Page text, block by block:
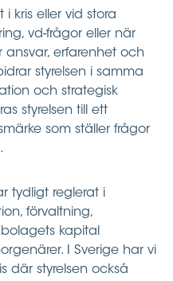
i kris eller vid stora
vd-frågor eller när
ansvar, erfarenhet och
styrelsen i samma
och strategisk
styrelsen till ett
som ställer frågor
tydligt reglerat i
förvaltning,
kapital
I Sverige har vi
där styrelsen också